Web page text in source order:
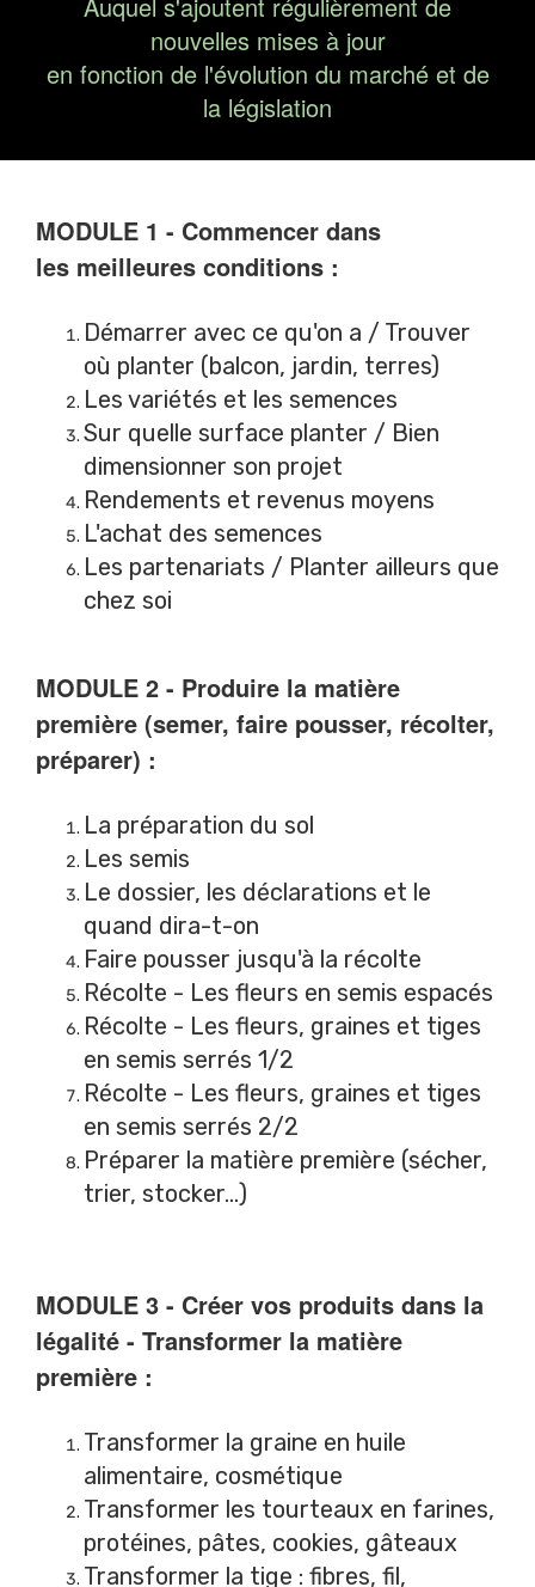
nouvelles mises à jour
en fonction de l'évolution du marché et de
la législation
MODULE 1 - Commencer dans
les meilleures conditions :
Démarrer avec ce qu'on a / Trouver
où planter (balcon, jardin, terres)
Les variétés et les semences
Sur quelle surface planter / Bien
dimensionner son projet
Rendements et revenus moyens
L'achat des semences
Les partenariats / Planter ailleurs que
chez soi
MODULE 2 - Produire la matière
première (semer, faire pousser, récolter,
préparer) :
La préparation du sol
Les semis
Le dossier, les déclarations et le
quand dira-t-on
Faire pousser jusqu'à la récolte
Récolte - Les fleurs en semis espacés
Récolte - Les fleurs, graines et tiges
en semis serrés 1/2
Récolte - Les fleurs, graines et tiges
en semis serrés 2/2
Préparer la matière première (sécher,
trier, stocker...)
MODULE 3 - Créer vos produits dans la
légalité - Transformer la matière
première :
Transformer la graine en huile
alimentaire, cosmétique
Transformer les tourteaux en farines,
protéines, pâtes, cookies, gâteaux
Transformer la tige : fibres, fil,